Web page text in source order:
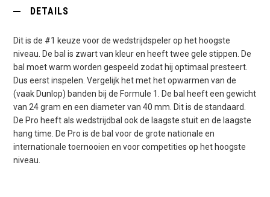
DETAILS
Dit is de #1 keuze voor de wedstrijdspeler op het hoogste
niveau. De bal is zwart van kleur en heeft twee gele stippen. De
bal moet warm worden gespeeld zodat hij optimaal presteert.
Dus eerst inspelen. Vergelijk het met het opwarmen van de
(vaak Dunlop) banden bij de Formule 1. De bal heeft een gewicht
van 24 gram en een diameter van 40 mm. Dit is de standaard.
De Pro heeft als wedstrijdbal ook de laagste stuit en de laagste
hang time. De Pro is de bal voor de grote nationale en
internationale toernooien en voor competities op het hoogste
niveau.